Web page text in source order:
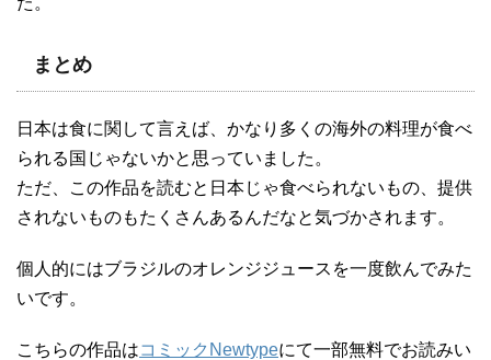
まとめ
日本は食に関して言えば、かなり多くの海外の料理が食べ
られる国じゃないかと思っていました。
ただ、この作品を読むと日本じゃ食べられないもの、提供
されないものもたくさんあるんだなと気づかされます。
個人的にはブラジルのオレンジジュースを一度飲んでみた
いです。
こちらの作品はコミックNewtypeにて一部無料でお読みい